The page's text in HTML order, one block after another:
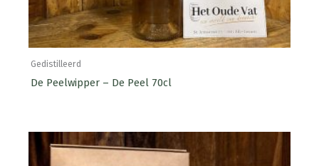
Gedistilleerd
De Peelwipper – De Peel 70cl